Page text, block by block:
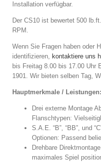
Installation verfügbar.
Der CS10 ist bewertet 500
RPM.
Wenn Sie Fragen haben oder
identifizieren, kontaktiere uns
bis Freitag 8.00 bis 17.00 Uhr
1901. Wir bieten selben Tag,
Hauptmerkmale / Leistungen:
Drei externe Montage
Flanschtypen:
S.A.E. “B”, “BB”, und
Optionen: Passend
Drehbare
maximales Spiel